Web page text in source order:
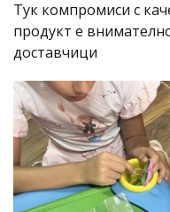
Тук компромиси с
продукт е
доставчици